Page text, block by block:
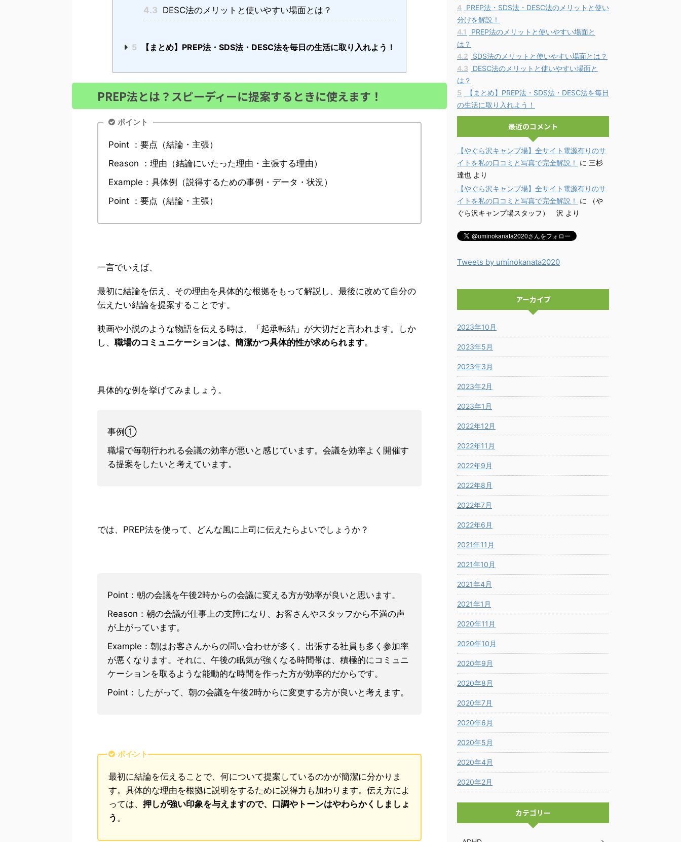
4.3 DESC法のメリットと使いやすい場面とは？
5 【まとめ】PREP法・SDS法・DESC法を毎日の生活に取り入れよう！
PREP法とは？スピーディーに提案するときに使えます！
ポイント
Point ：要点（結論・主張）
Reason ：理由（結論にいたった理由・主張する理由）
Example：具体例（説得するための事例・データ・状況）
Point ：要点（結論・主張）
一言でいえば、
最初に結論を伝え、その理由を具体的な根拠をもって解説し、最後に改めて自分の
伝えたい結論を提案することです。
映画や小説のような物語を伝える時は、「起承転結」が大切だと言われます。しか
し、 職場のコミュニケーションは、簡潔かつ具体的性が求められます。
具体的な例を挙げてみましょう。
事例①
職場で毎朝行われる会議の効率が悪いと感じています。会議を効率よく開催す
る提案をしたいと考えています。
では、PREP法を使って、どんな風に上司に伝えたらよいでしょうか？
Point：朝の会議を午後2時からの会議に変える方が効率が良いと思います。
Reason：朝の会議が仕事上の支障になり、お客さんやスタッフから不満の声
が上がっています。
Example：朝はお客さんからの問い合わせが多く、出張する社員も多く参加率
が悪くなります。それに、午後の眠気が強くなる時間帯は、積極的にコミュニ
ケーションを取るような能動的な時間を作った方が効率的だからです。
Point：したがって、朝の会議を午後2時からに変更する方が良いと考えます。
ポイント
最初に結論を伝えることで、何について提案しているのかが簡潔に分かりま
す。具体的な理由を根拠に説明をするために説得力も加わります。伝え方によ
っては、 押しが強い印象を与えますので、口調やトーンはやわらかくしましょ
う 。
4 PREP法・SDS法・DESC法のメリットと使い
分けを解説！
4.1
PREP法のメリットと使いやすい場面と
は？
4.2
SDS法のメリットと使いやすい場面とは？
4.3
DESC法のメリットと使いやすい場面と
は？
5
【まとめ】PREP法・SDS法・DESC法を毎日
の生活に取り入れよう！
最近のコメント
【やぐら沢キャンプ場】全サイト電源有りのサ
イトを私の口コミと写真で完全解説！
に 三杉
達也 より
【やぐら沢キャンプ場】全サイト電源有りのサ
イトを私の口コミと写真で完全解説！
に
（や
ぐら沢キャンプ場スタッフ） 沢 より
Tweets by uminokanata2020
アーカイブ
2023年10月
2023年5月
2023年3月
2023年2月
2023年1月
2022年12月
2022年11月
2022年9月
2022年8月
2022年7月
2022年6月
2021年11月
2021年10月
2021年4月
2021年1月
2020年11月
2020年10月
2020年9月
2020年8月
2020年7月
2020年6月
2020年5月
2020年4月
2020年2月
カテゴリー